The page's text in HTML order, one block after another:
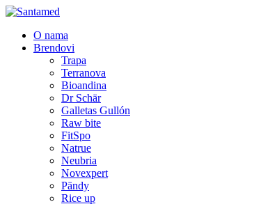
O nama
Brendovi
Trapa
Terranova
Bioandina
Dr Schär
Galletas Gullón
Raw bite
FitSpo
Natrue
Neubria
Novexpert
Pändy
Rice up